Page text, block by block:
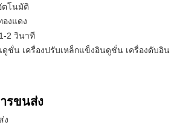
โนมัติ
งแดง
2 วินาที
ดูชั่น เครื่องปรับเหล็กแข็งอินดูชั่น เครื่องดับอิน
รขนส่ง
ง